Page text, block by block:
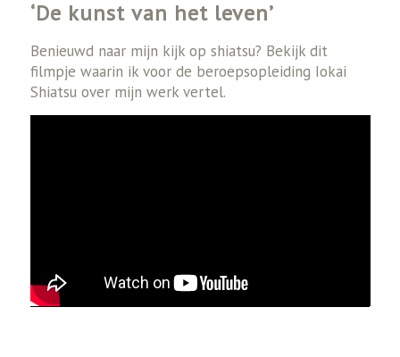
‘De kunst van het leven’
Benieuwd naar mijn kijk op shiatsu? Bekijk dit
filmpje waarin ik voor de beroepsopleiding Iokai
Shiatsu over mijn werk vertel.